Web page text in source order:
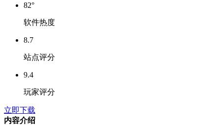
82°
软件热度
8.7
站点评分
9.4
玩家评分
立即下载
内容介绍